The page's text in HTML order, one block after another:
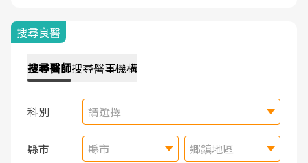
搜尋良醫
搜尋醫師搜尋醫事機構
科別 請選擇
縣市 縣市 鄉鎮地區